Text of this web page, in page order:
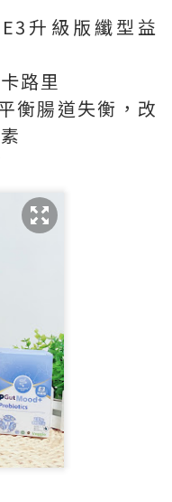
升級版纖型益
路里
衡腸道失衡，改